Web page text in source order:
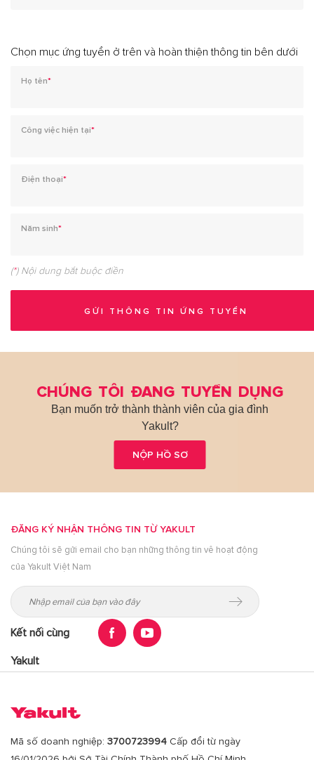
Chọn mục ứng tuyển ở trên và hoàn thiện thông tin bên dưới
Họ tên*
Công việc hiện tại*
Điện thoại*
Năm sinh*
(*) Nội dung bắt buộc điền
CHÚNG TÔI ĐANG TUYỂN DỤNG
Bạn muốn trở thành thành viên của gia đình
Yakult?
NỘP HỒ SƠ
ĐĂNG KÝ NHẬN THÔNG TIN TỪ YAKULT
Chúng tôi sẽ gửi email cho bạn những thông tin vê hoạt động
của Yakult Việt Nam
Kết nối cùng
Yakult
Mã số doanh nghiệp: 3700723994 Cấp đổi từ ngày